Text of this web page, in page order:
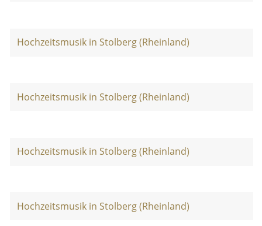
Hochzeitsmusik in Stolberg (Rheinland)
Hochzeitsmusik in Stolberg (Rheinland)
Hochzeitsmusik in Stolberg (Rheinland)
Hochzeitsmusik in Stolberg (Rheinland)